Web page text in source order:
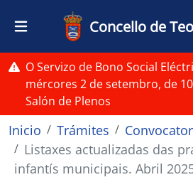
Ir o contido principal
Concello de Teo
O Servizo de Bono Social
mércores 2 de setembro, de
Salón de Plenos
Miga de pan
Inicio Trámites
Listaxes actualizadas das
infantís municipais. Abril